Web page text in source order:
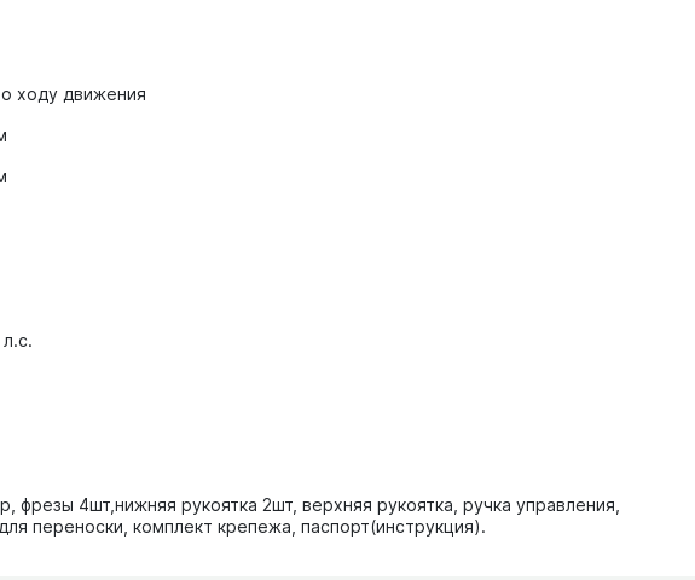
ходу движения
л.с.
фрезы 4шт,нижняя рукоятка 2шт, верхняя рукоятка, ручка управления,
переноски, комплект крепежа, паспорт(инструкция).